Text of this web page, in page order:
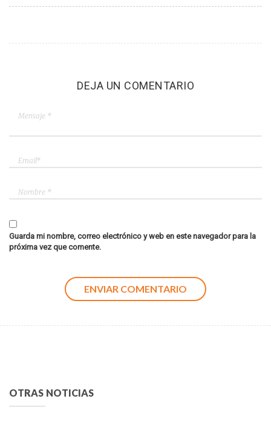
DEJA UN COMENTARIO
Guarda mi nombre, correo electrónico y web en este navegador para la
próxima vez que comente.
OTRAS NOTICIAS